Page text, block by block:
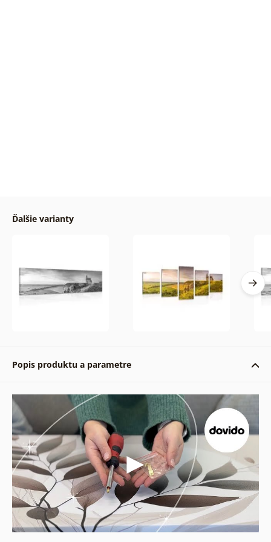
Ďalšie varianty
Popis produktu a parametre